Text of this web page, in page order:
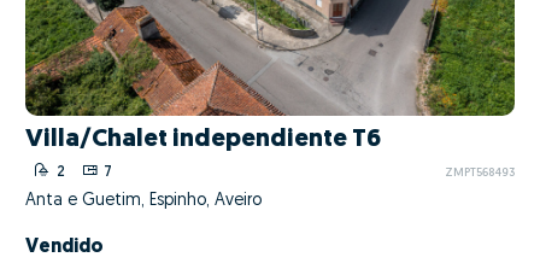
Villa/Chalet independiente T6
2 7 ZMPT568493
Anta e Guetim, Espinho, Aveiro
Vendido